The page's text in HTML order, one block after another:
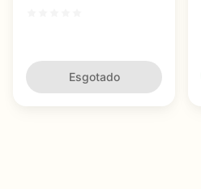
Esgotado